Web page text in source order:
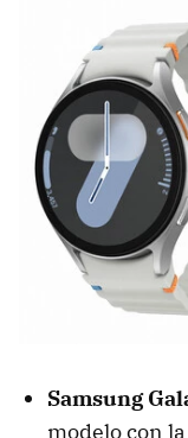
Samsung
modelo con